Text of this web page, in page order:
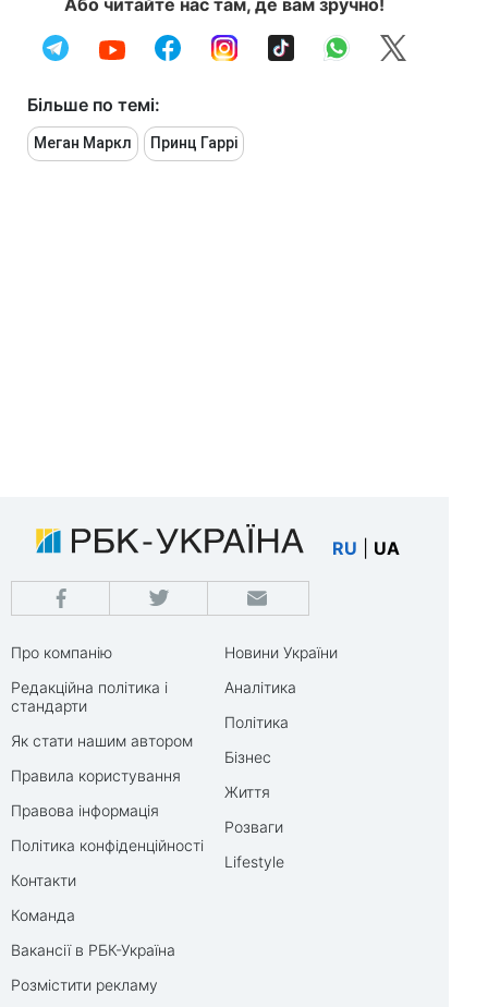
Або читайте нас там, де вам зручно!
Більше по темі:
Меган Маркл Принц Гаррі
RU UA
Про компанію
Редакційна політика і
стандарти
Як стати нашим автором
Правила користування
Правова інформація
Політика конфіденційності
Контакти
Команда
Вакансії в РБК-Україна
Розмістити рекламу
Новини України
Аналітика
Політика
Бізнес
Життя
Розваги
Lifestyle